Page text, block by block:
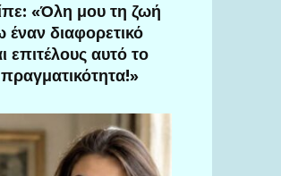
«Όλη μου τη ζωή
έναν διαφορετικό
επιτέλους αυτό το
πραγματικότητα!»